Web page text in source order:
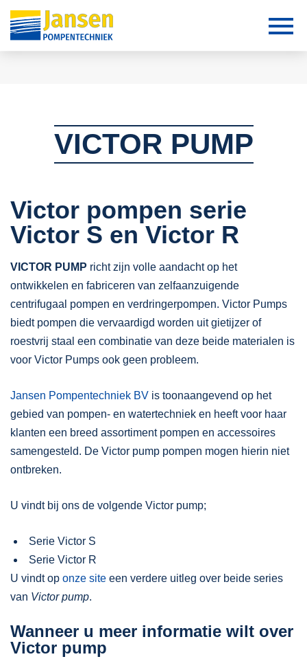
VICTOR PUMP
Victor pompen serie
Victor S en Victor R
VICTOR PUMP richt zijn volle aandacht op het
ontwikkelen en fabriceren van zelfaanzuigende
centrifugaal pompen en verdringerpompen. Victor Pumps
biedt pompen die vervaardigd worden uit gietijzer of
roestvrij staal een combinatie van deze beide materialen is
voor Victor Pumps ook geen probleem.
Jansen Pompentechniek BV is toonaangevend op het
gebied van pompen- en watertechniek en heeft voor haar
klanten een breed assortiment pompen en accessoires
samengesteld. De Victor pump pompen mogen hierin niet
ontbreken.
U vindt bij ons de volgende Victor pump;
Serie Victor S
Serie Victor R
U vindt op onze site een verdere uitleg over beide series
van Victor pump.
Wanneer u meer informatie wilt over
Victor pump